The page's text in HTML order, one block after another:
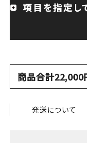
項目を指定し
商品合計22,000
発送について